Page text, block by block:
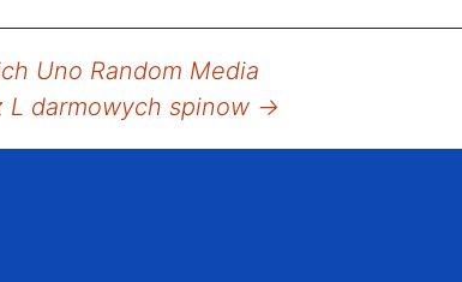
Uno Random Media
darmowych spinow →